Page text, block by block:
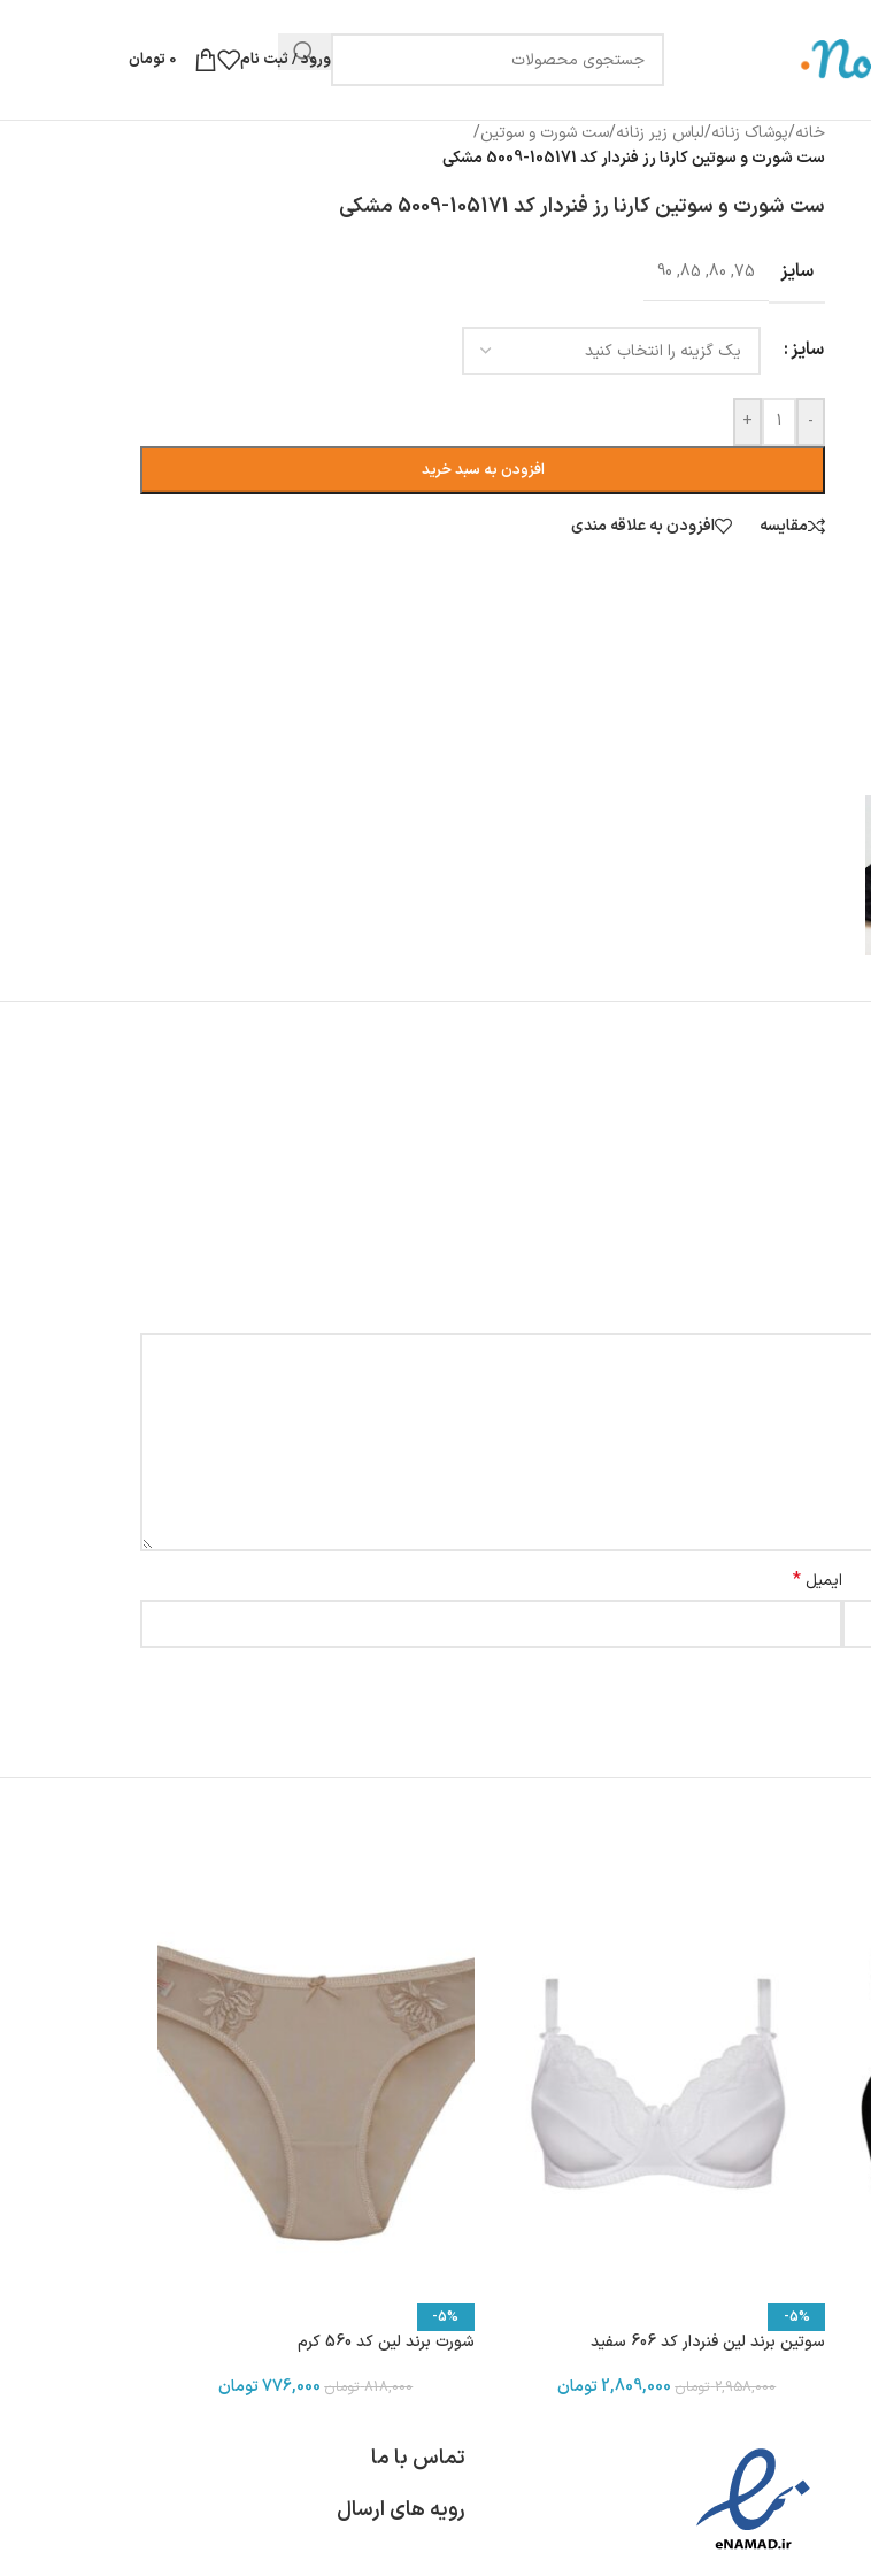
ورود / ثبت نام 0 تومان
خانه/پوشاک زنانه/لباس زیر زنانه/ست شورت و سوتین/
ست شورت و سوتین کارنا رز فنردار کد 105171-5009 مشکی
ست شورت و سوتین کارنا رز فنردار کد 105171-5009 مشکی
سایز 75
,
80
,
85
,
90
سایز
-
+
افزودن به سبد خرید
مقایسه افزودن به علاقه مندی
ایمیل *
-5%
سوتین برند لین فنردار کد 606 سفید
2,958,000 تومان 2,809,000تومان
-5%
شورت برند لین کد 560 کرم
818,000 تومان 776,000تومان
تماس با ما
رویه های ارسال